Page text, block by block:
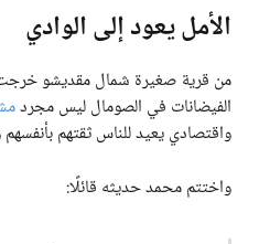
الأمل يعود إلى الوادي
من قرية صغيرة شمال مقديشو
الفيضانات في الصومال ليس مجرد
واقتصادي يعيد للناس ثقتهم
واختتم محمد حديثه قائلًا: